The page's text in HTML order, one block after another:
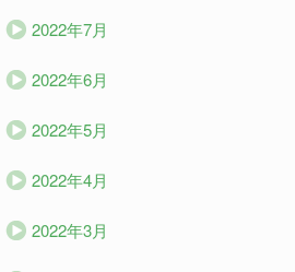
2022年7月
2022年6月
2022年5月
2022年4月
2022年3月